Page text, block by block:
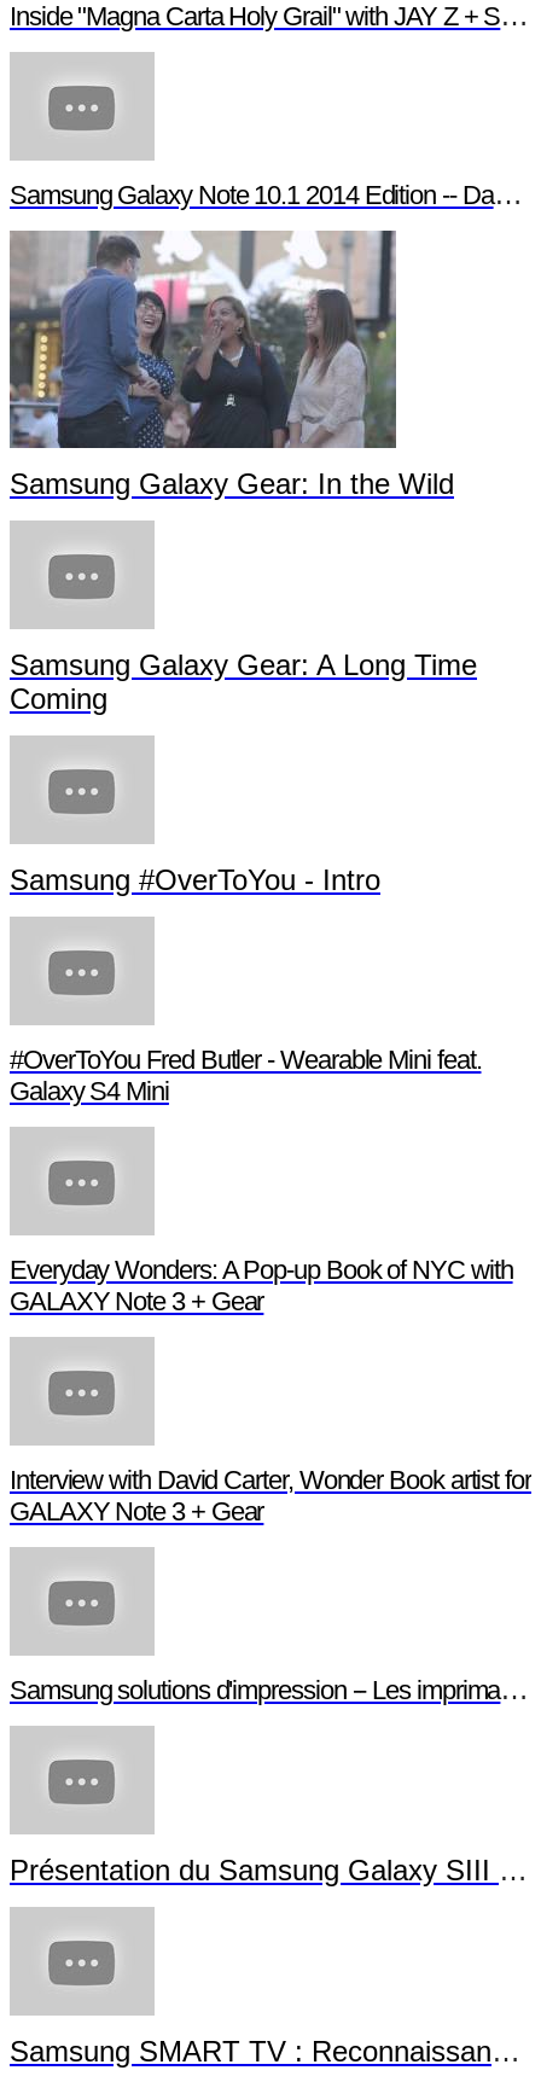
Inside "Magna Carta Holy Grail" with JAY Z + Samsung
Samsung Galaxy Note 10.1 2014 Edition -- Day in the Life
Samsung Galaxy Gear: In the Wild
Samsung Galaxy Gear: A Long Time
Coming
Samsung #OverToYou - Intro
#OverToYou Fred Butler - Wearable Mini feat.
Galaxy S4 Mini
Everyday Wonders: A Pop-up Book of NYC with
GALAXY Note 3 + Gear
Interview with David Carter, Wonder Book artist for
GALAXY Note 3 + Gear
Samsung solutions d'impression -- Les imprimantes NFC
Présentation du Samsung Galaxy SIII Mini
Samsung SMART TV : Reconnaissance Gestuelle